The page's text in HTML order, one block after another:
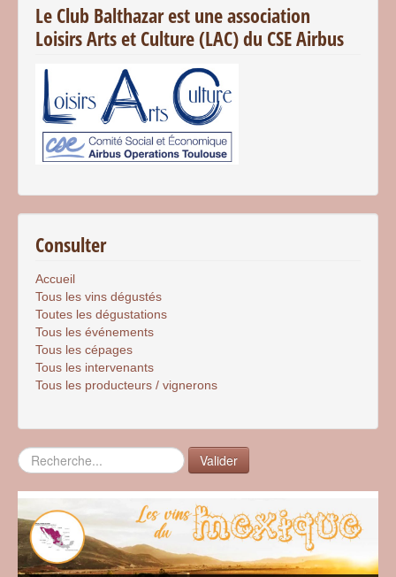
Le Club Balthazar est une association
Loisirs Arts et Culture (LAC) du CSE Airbus
Consulter
Accueil
Tous les vins dégustés
Toutes les dégustations
Tous les événements
Tous les cépages
Tous les intervenants
Tous les producteurs / vignerons
Rechercher Valider